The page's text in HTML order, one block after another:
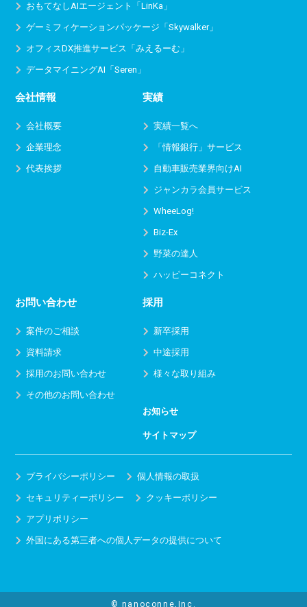
おもてなしAIエージェント「LinKa」
ゲーミフィケーションパッケージ「Skywalker」
オフィスDX推進サービス 「みえるーむ」
データマイニングAI「Seren」
会社情報
会社概要
企業理念
代表挨拶
実績
実績一覧へ
「情報銀行」サービス
自動車販売業界向けAI
ジャンカラ会員サービス
WheeLog!
Biz-Ex
野菜の達人
ハッピーコネクト
お問い合わせ
案件のご相談
資料請求
採用のお問い合わせ
その他のお問い合わせ
採用
新卒採用
中途採用
様々な取り組み
お知らせ
サイトマップ
プライバシーポリシー 個人情報の取扱
セキュリティーポリシー クッキーポリシー
アプリポリシー
外国にある第三者への個人データの提供について
© nanoconne,Inc.